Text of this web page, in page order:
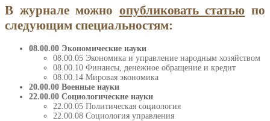
В журнале можно опубликовать статью по
следующим специальностям:
08.00.00 Экономические науки
08.00.05 Экономика и управление народным хозяйством
08.00.10 Финансы, денежное обращение и кредит
08.00.14 Мировая экономика
20.00.00 Военные науки
22.00.00 Социологические науки
22.00.05 Политическая социология
22.00.08 Социология управления